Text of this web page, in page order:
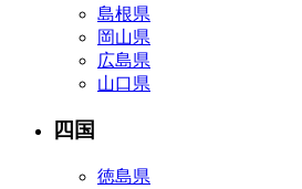
島根県
岡山県
広島県
山口県
四国
徳島県